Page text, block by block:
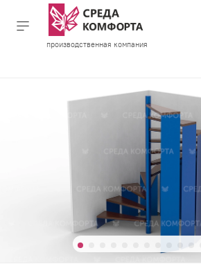
производственная компания